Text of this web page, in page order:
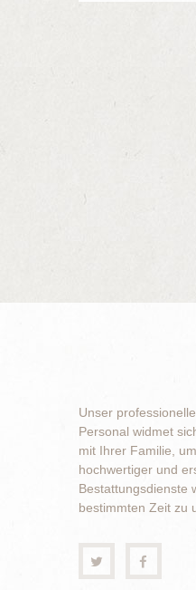
Unser
Personal widmet
mit Ihrer Familie,
hochwertiger und
Bestattungsdienste
bestimmten Zeit zu